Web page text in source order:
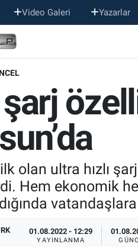
Video Galeri Yazarlar
şarj
ilk olan ultra hızlı
Hem ekonomik
01.08.2022 - 12:29
YAYINLANMA
ve Fikstür